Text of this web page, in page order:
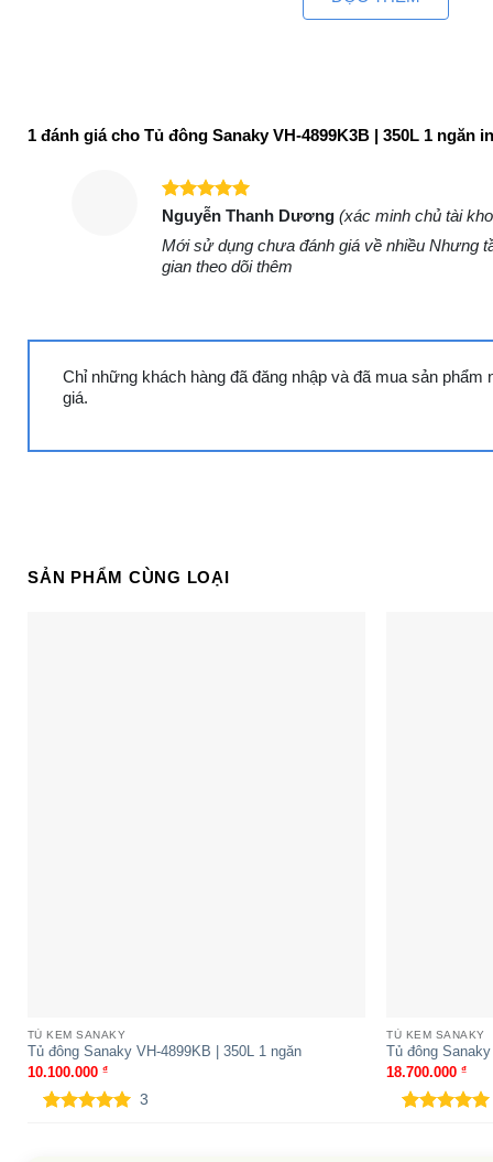
1 đánh giá cho Tủ đông Sanaky VH-4899K3B | 350L 1 ngăn
Được xếp
sao
Nguyễn Thanh Dương (xác minh chủ tài
Mới sử dụng chưa đánh giá về nhiều Nhưng
gian theo dõi thêm
Chỉ những khách hàng đã đăng nhập và đã mua sản phẩm
giá.
SẢN PHẨM CÙNG LOẠI
TỦ KEM SANAKY
Tủ đông Sanaky VH-4899KB | 350L 1 ngăn
10.100.000 ₫
3
TỦ KEM SANAKY
Tủ đông
18.700.000₫